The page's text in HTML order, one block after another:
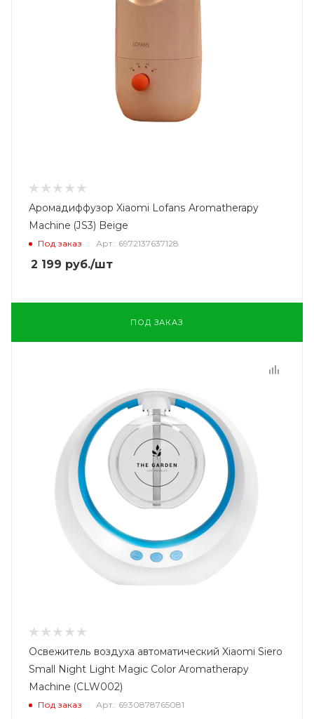
Аромадиффузор Xiaomi Lofans Aromatherapy
Machine (JS3) Beige
Под заказ Арт.: 6972137637128
2 199 руб./шт
ПОД ЗАКАЗ
Освежитель воздуха автоматический Xiaomi Siero
Small Night Light Magic Color Aromatherapy
Machine (CLW002)
Под заказ Арт.: 6930878765081